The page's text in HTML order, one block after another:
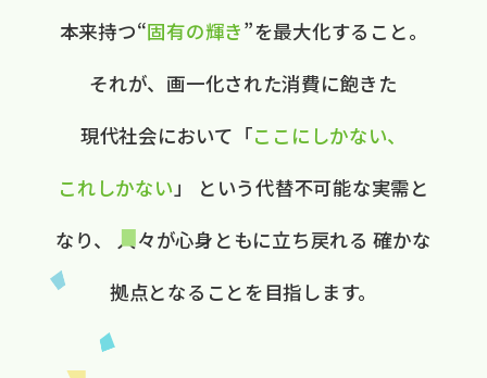
本来持つ“固有の​輝き”を​最大化する​こと。
それが、​画一化された​消費に​飽きた​
現代社会に​おいて ​「ここに​しかない、​
これしかない 」
と​いう​代替不可能な​実需と​
なり、
人々が​心身ともに​立ち戻れる 確かな​
拠点と​なる​ことを​目指します。​